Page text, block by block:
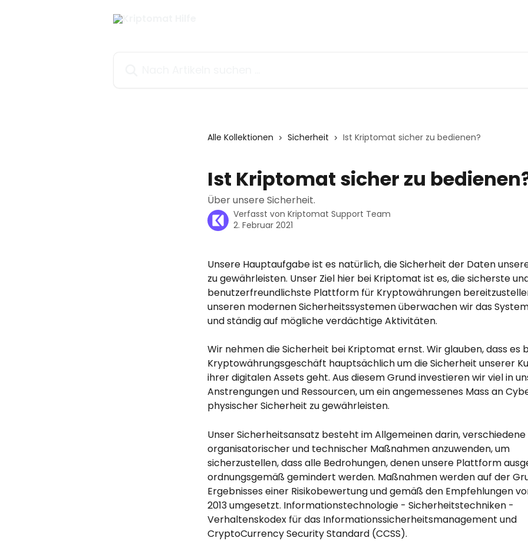
Alle Kollektionen Sicherheit Ist Kriptomat sicher zu bedienen?
Ist Kriptomat sicher zu
Über unsere Sicherheit.
Verfasst von Kriptomat Support Team
2. Februar 2021
Unsere Hauptaufgabe ist es natürlich, die Sicherheit der Daten
zu gewährleisten. Unser Ziel hier bei Kriptomat ist es, die sicherste
benutzerfreundlichste Plattform für Kryptowährungen
unseren modernen Sicherheitssystemen überwachen wir das
und ständig auf mögliche verdächtige Aktivitäten.
Wir nehmen die Sicherheit bei Kriptomat ernst. Wir glauben, dass es
Kryptowährungsgeschäft hauptsächlich um die Sicherheit unserer
ihrer digitalen Assets geht. Aus diesem Grund investieren wir viel in
Anstrengungen und Ressourcen, um ein angemessenes Mass an
physischer Sicherheit zu gewährleisten.
Unser Sicherheitsansatz besteht im Allgemeinen darin, verschiedene
organisatorischer und technischer Maßnahmen anzuwenden, um
sicherzustellen, dass alle Bedrohungen, denen unsere Plattform
ordnungsgemäß gemindert werden. Maßnahmen werden auf der
Ergebnisses einer Risikobewertung und gemäß den Empfehlungen
2013 umgesetzt. Informationstechnologie - Sicherheitstechniken -
Verhaltenskodex für das Informationssicherheitsmanagement und
CryptoCurrency Security Standard (CCSS).